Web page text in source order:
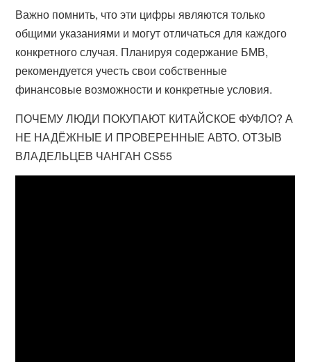
Важно помнить, что эти цифры являются только
общими указаниями и могут отличаться для каждого
конкретного случая. Планируя содержание БМВ,
рекомендуется учесть свои собственные
финансовые возможности и конкретные условия.
ПОЧЕМУ ЛЮДИ ПОКУПАЮТ КИТАЙСКОЕ ФУФЛО? А
НЕ НАДЁЖНЫЕ И ПРОВЕРЕННЫЕ АВТО. ОТЗЫВ
ВЛАДЕЛЬЦЕВ ЧАНГАН CS55